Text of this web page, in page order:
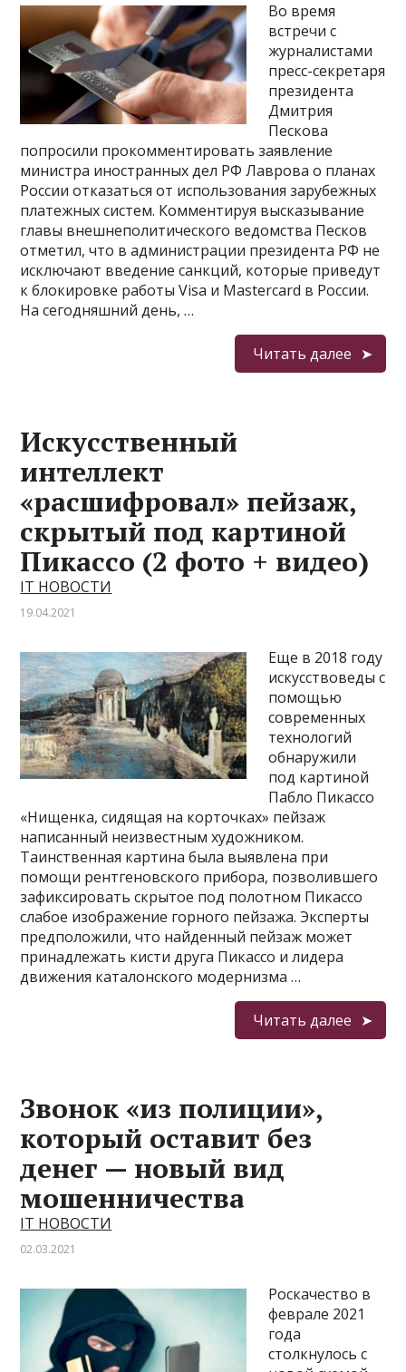
Во время
встречи с
журналистами
пресс-секретаря
президента
Дмитрия
Пескова
попросили прокомментировать заявление
министра иностранных дел РФ Лаврова о планах
России отказаться от использования зарубежных
платежных систем. Комментируя высказывание
главы внешнеполитического ведомства Песков
отметил, что в администрации президента РФ не
исключают введение санкций, которые приведут
к блокировке работы Visa и Mastercard в России.
На сегодняшний день, …
Читать далее
Искусственный
интеллект
«расшифровал» пейзаж,
скрытый под картиной
Пикассо (2 фото + видео)
IT НОВОСТИ
19.04.2021
Еще в 2018 году
искусствоведы с
помощью
современных
технологий
обнаружили
под картиной
Пабло Пикассо
«Нищенка, сидящая на корточках» пейзаж
написанный неизвестным художником.
Таинственная картина была выявлена при
помощи рентгеновского прибора, позволившего
зафиксировать скрытое под полотном Пикассо
слабое изображение горного пейзажа. Эксперты
предположили, что найденный пейзаж может
принадлежать кисти друга Пикассо и лидера
движения каталонского модернизма …
Читать далее
Звонок «из полиции»,
который оставит без
денег — новый вид
мошенничества
IT НОВОСТИ
02.03.2021
Роскачество в
феврале 2021
года
столкнулось с